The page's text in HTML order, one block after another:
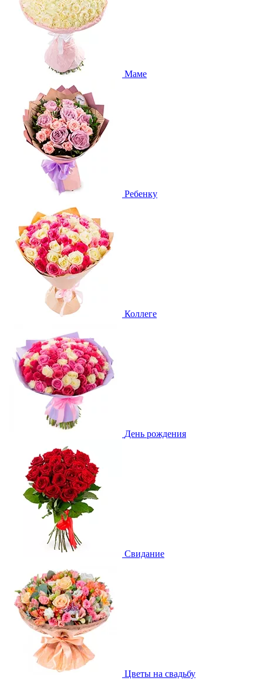
Маме
Ребенку
Коллеге
День рождения
Свидание
Цветы на свадьбу